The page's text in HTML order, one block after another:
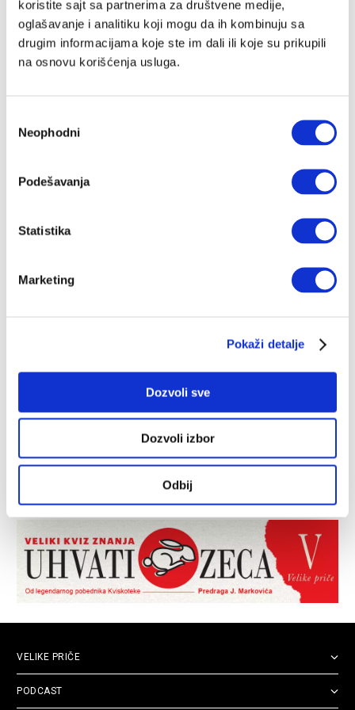
koristite sajt sa partnerima za društvene medije,
oglašavanje i analitiku koji mogu da ih kombinuju sa
drugim informacijama koje ste im dali ili koje su prikupili
na osnovu korišćenja usluga.
сагласности
Neophodni
Podešavanja
Statistika
Marketing
Pokaži detalje
Dozvoli sve
Dozvoli izbor
Odbij
VELIKE PRIČE
PODCAST